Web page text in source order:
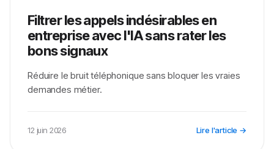
Filtrer les appels indésirables en
entreprise avec l'IA sans rater les
bons signaux
Réduire le bruit téléphonique sans bloquer les vraies
demandes métier.
12 juin 2026 Lire l'article →